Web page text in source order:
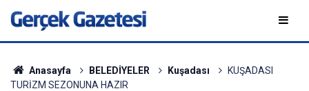
Anasayfa BELEDİYELER Kuşadası
KUŞADASI
TURİZM SEZONUNA HAZIR